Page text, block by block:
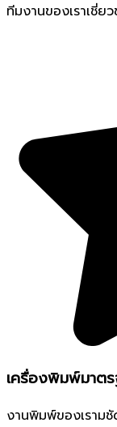
ทีมงานของเราเชี่
เครื่องพิมพ์มาตร
งานพิมพ์ของเราม